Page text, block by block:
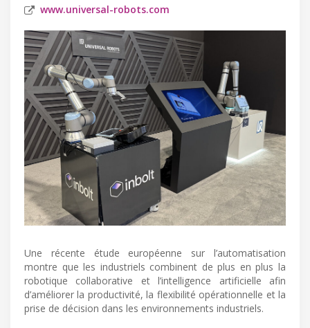
www.universal-robots.com
Une récente étude européenne sur l’automatisation
montre que les industriels combinent de plus en plus la
robotique collaborative et l’intelligence artificielle afin
d’améliorer la productivité, la flexibilité opérationnelle et la
prise de décision dans les environnements industriels.